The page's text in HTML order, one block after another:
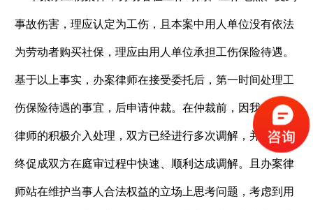
事故伤害，理应认定为工伤，且本案中用人单位没有依法
为劳动者购买社保，理应由用人单位承担工伤保险待遇。
基于以上事实，办案律师在接受委托后，第一时间处理工
伤保险待遇的事宜，后申请仲裁。在仲裁前，因我方办案
律师的积极介入处理，双方已经进行多次调解，并因此最
终促成双方在庭审过程中快速、顺利达成调解。且办案律
师站在维护当事人合法权益的立场上思考问题，考虑到用